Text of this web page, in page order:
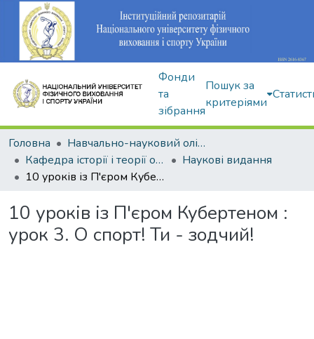
Фонди
та
зібрання
Пошук за
критеріями
Головна
Навчально-науковий олімпійський інститут
Кафедра історії і теорії олімпійського спорту
Наукові видання
10 уроків із П'єром Кубертеном : урок 3. О спорт! Ти - зодчий!
10 уроків із П'єром Кубертеном :
урок 3. О спорт! Ти - зодчий!